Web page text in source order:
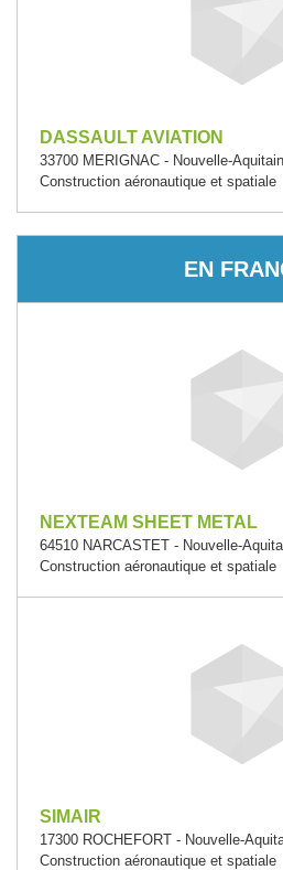
DASSAULT AVIATION
33700 MERIGNAC - Nouvelle-
Construction aéronautique et spatiale
EN
NEXTEAM SHEET METAL
64510 NARCASTET - Nouvelle-
Construction aéronautique et spatiale
SIMAIR
17300 ROCHEFORT - Nouvelle-
Construction aéronautique et spatiale